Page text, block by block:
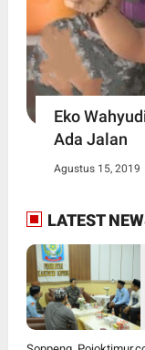
Eko
Ada Jalan
Agustus 15, 2019
LATEST